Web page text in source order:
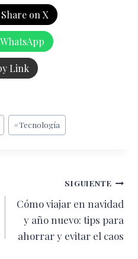
Share on X
WhatsApp
Link
#Tecnología
SIGUIENTE
Cómo viajar en navidad
y año nuevo: tips para
ahorrar y evitar el caos